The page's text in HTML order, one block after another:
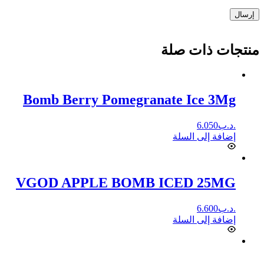
إرسال
منتجات ذات صلة
Bomb Berry Pomegranate Ice 3Mg
.د.ب6.050
إضافة إلى السلة
VGOD APPLE BOMB ICED 25MG
.د.ب6.600
إضافة إلى السلة